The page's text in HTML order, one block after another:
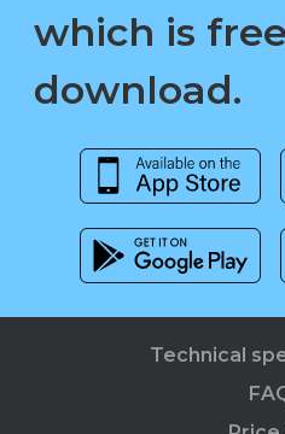
which is
download.
Technical